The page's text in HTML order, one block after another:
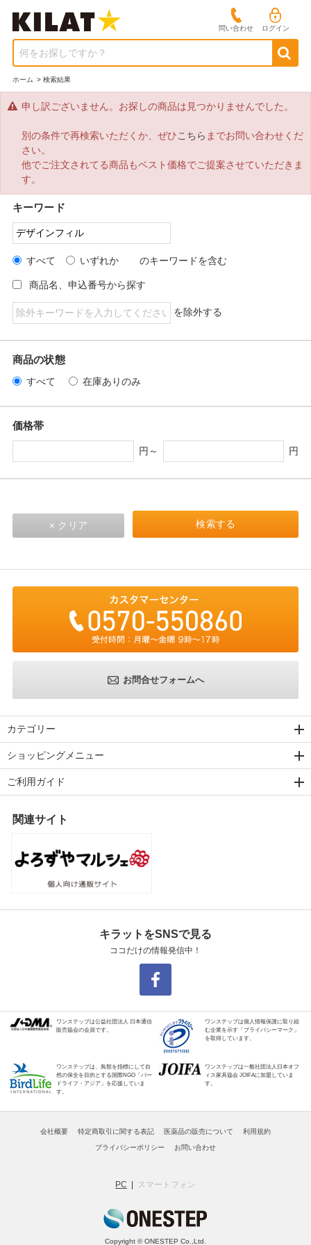
問い合わせ ログイン
何をお探しですか？
ホーム > 検索結果
申し訳ございません。お探しの商品は見つかりませんでした。
別の条件で再検索いただくか、ぜひこちら までお問い合わせくだ
さい。
他でご注文されてる商品もベスト価格でご提案させていただきま
す。
キーワード
すべて いずれか のキーワードを含む
商品名、申込番号から探す
を除外する
商品の状態
すべて 在庫ありのみ
価格帯
円～ 円
お問合せフォームへ
カテゴリー
ショッピングメニュー
ご利用ガイド
関連サイト
キラットをSNSで見る
ココだけの情報発信中！
ワンステップは公益社団法人 日本通信
販売協会の会員です。
ワンステップは個人情報保護に取り組
む企業を示す「プライバシーマーク」
を取得しています。
ワンステップは、鳥類を指標にして自
然の保全を目的とする国際NGO「バー
ドライフ・アジア」を応援していま
す。
ワンステップは一般社団法人日本オフ
ィス家具協会 JOIFAに加盟していま
す。
会社概要 特定商取引に関する表記 医薬品の販売について 利用規約
プライバシーポリシー お問い合わせ
PC スマートフォン
Copyright © ONESTEP Co.,Ltd.